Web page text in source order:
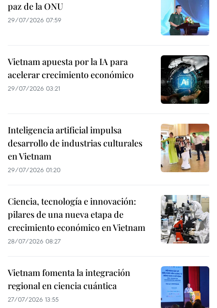
paz de la ONU
29/07/2026 07:59
Vietnam apuesta por la IA para
acelerar crecimiento económico
29/07/2026 03:21
Inteligencia artificial impulsa
desarrollo de industrias culturales
en Vietnam
29/07/2026 01:20
Ciencia, tecnología e innovación:
pilares de una nueva etapa de
crecimiento económico en Vietnam
28/07/2026 08:27
Vietnam fomenta la integración
regional en ciencia cuántica
27/07/2026 13:55